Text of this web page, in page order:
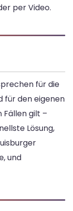
per Video.
für die
für den eigenen
Fällen gilt –
Lösung,
und